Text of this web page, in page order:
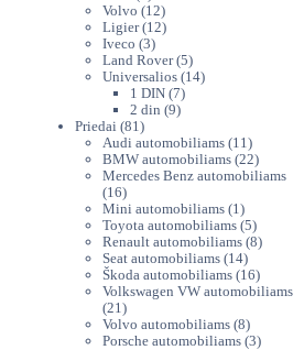
produktai
Volvo 1212
produktų
Ligier 1212
Iveco 33
produktai
Land Rover 55
produktai
Universalios 1414
1 DIN 77
produktai
2 din 99
Priedai 81 81
produktas
Audi automobiliams 11 11
produktų
BMW automobiliams 2222
produktai
Mercedes Benz automobiliams
1616
produktų
Mini automobiliams 1 1
produktas
Toyota automobiliams 55
produktai
Renault automobiliams 88
Seat automobiliams 1414
produktų
Škoda automobiliams 1616
produktų
Volkswagen VW automobiliams
21 21
produktas
Volvo automobiliams 88
produktai
Porsche automobiliams 33